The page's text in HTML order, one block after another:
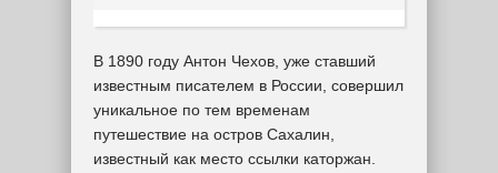
В 1890 году Антон Чехов, уже ставший
известным писателем в России, совершил
уникальное по тем временам
путешествие на остров Сахалин,
известный как место ссылки каторжан.